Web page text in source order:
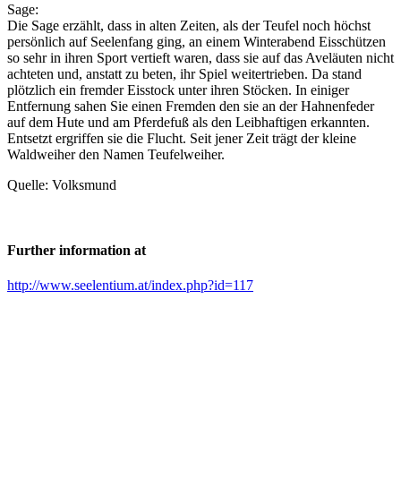
Sage:
Die Sage erzählt, dass in alten Zeiten, als der Teufel noch höchst
persönlich auf Seelenfang ging, an einem Winterabend Eisschützen
so sehr in ihren Sport vertieft waren, dass sie auf das Aveläuten nicht
achteten und, anstatt zu beten, ihr Spiel weitertrieben. Da stand
plötzlich ein fremder Eisstock unter ihren Stöcken. In einiger
Entfernung sahen Sie einen Fremden den sie an der Hahnenfeder
auf dem Hute und am Pferdefuß als den Leibhaftigen erkannten.
Entsetzt ergriffen sie die Flucht. Seit jener Zeit trägt der kleine
Waldweiher den Namen Teufelweiher.
Quelle: Volksmund
Further information at
http://www.seelentium.at/index.php?id=117